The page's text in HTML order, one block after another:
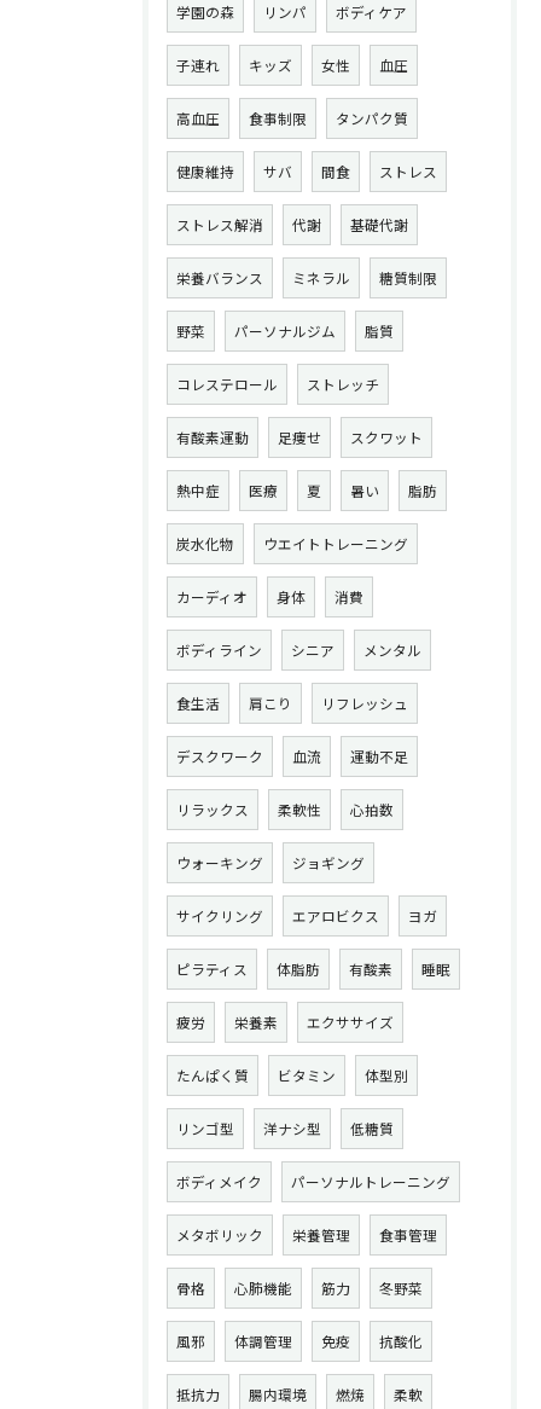
学園の森 リンパ ボディケア
子連れ キッズ 女性 血圧
高血圧 食事制限 タンパク質
健康維持 サバ 間食 ストレス
ストレス解消 代謝 基礎代謝
栄養バランス ミネラル 糖質制限
野菜 パーソナルジム 脂質
コレステロール ストレッチ
有酸素運動 足痩せ スクワット
熱中症 医療 夏 暑い 脂肪
炭水化物 ウエイトトレーニング
カーディオ 身体 消費
ボディライン シニア メンタル
食生活 肩こり リフレッシュ
デスクワーク 血流 運動不足
リラックス 柔軟性 心拍数
ウォーキング ジョギング
サイクリング エアロビクス ヨガ
ピラティス 体脂肪 有酸素 睡眠
疲労 栄養素 エクササイズ
たんぱく質 ビタミン 体型別
リンゴ型 洋ナシ型 低糖質
ボディメイク パーソナルトレーニング
メタボリック 栄養管理 食事管理
骨格 心肺機能 筋力 冬野菜
風邪 体調管理 免疫 抗酸化
抵抗力 腸内環境 燃焼 柔軟